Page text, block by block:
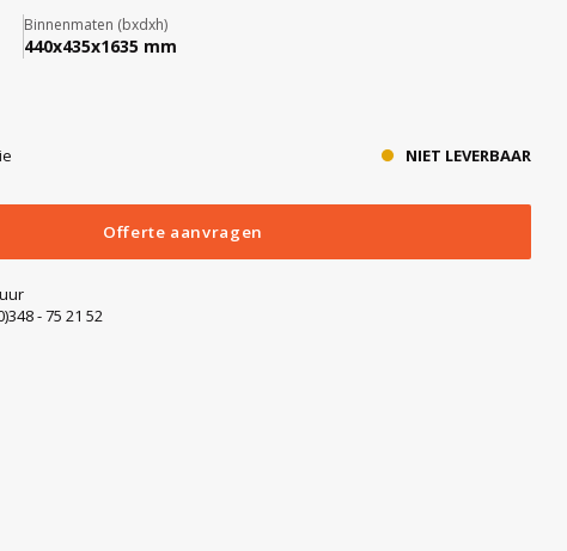
Binnenmaten (bxdxh)
440x435x1635 mm
NIET LEVERBAAR
Offerte aanvragen
- 75 21 52